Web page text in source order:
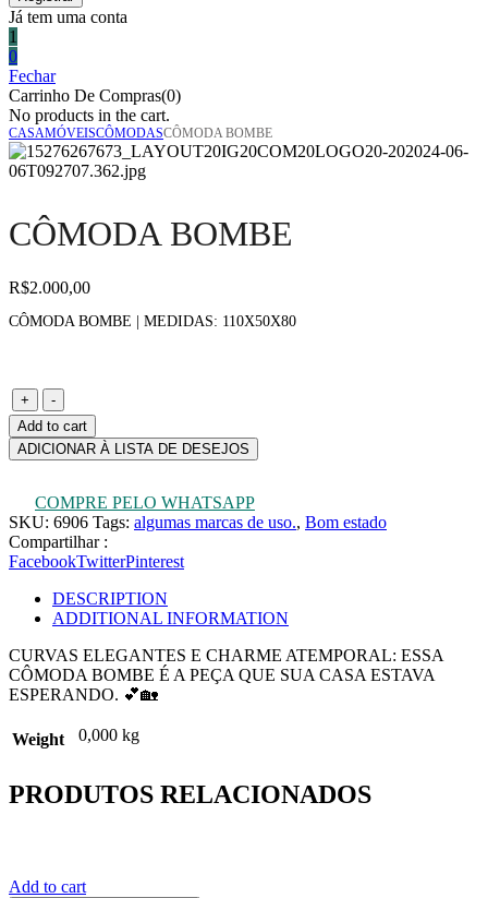
Já tem uma conta
1
0
Fechar
Carrinho De Compras(0)
No products in the cart.
CASAMÓVEISCÔMODASCÔMODA BOMBE
CÔMODA BOMBE
R$2.000,00
CÔMODA BOMBE | MEDIDAS: 110X50X80
+
Cômoda
bombe
quantity
-
Add to cart
ADICIONAR À LISTA DE DESEJOS
COMPRE PELO WHATSAPP
SKU: 6906 Tags: algumas marcas de uso., Bom estado
Compartilhar :
FacebookTwitterPinterest
DESCRIPTION
ADDITIONAL INFORMATION
CURVAS ELEGANTES E CHARME ATEMPORAL: ESSA
CÔMODA BOMBE É A PEÇA QUE SUA CASA ESTAVA
ESPERANDO. 💕🏡
Weight 0,000 kg
PRODUTOS RELACIONADOS
Add to cart